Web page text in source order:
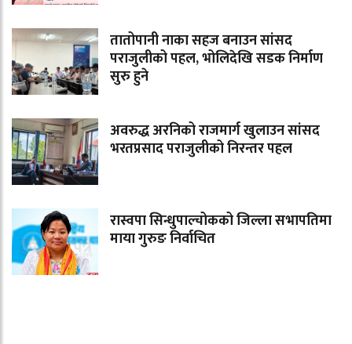
तातोपानी नाका सहज बनाउन सांसद
पराजुलीको पहल, भोलिदेखि सडक निर्माण
सुरु हुने
अवरुद्ध अरनिको राजमार्ग खुलाउन सांसद
भरतप्रसाद पराजुलीको निरन्तर पहल
रास्वपा सिन्धुपाल्चोकको जिल्ला सभापतिमा
माया गुरुङ निर्वाचित